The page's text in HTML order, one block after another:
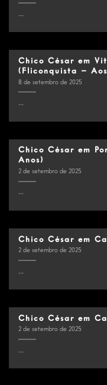
...
Chico César em
(Fliconquista –
8 de setembro de 2025
...
Chico César em
Anos)
2 de setembro de 2025
...
Chico César em
2 de setembro de 2025
...
Chico César em
2 de setembro de 2025
...